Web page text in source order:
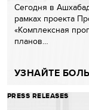
Сегодня в
рамках проекта
«Комплексная
планов…
УЗНАЙТЕ
PRESS RELEASES